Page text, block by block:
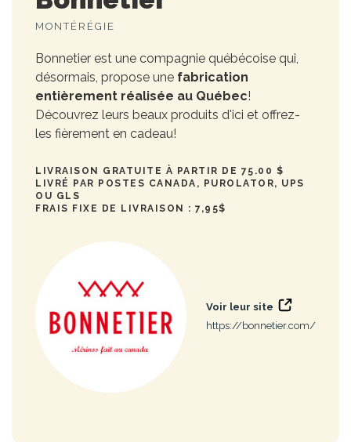
MONTÉRÉGIE
Bonnetier est une compagnie québécoise qui,
désormais, propose une fabrication
entièrement réalisée au Québec!
Découvrez leurs beaux produits d'ici et offrez-
les fièrement en cadeau!
LIVRAISON GRATUITE À PARTIR DE 75.00 $
LIVRÉ PAR POSTES CANADA, PUROLATOR, UPS
OU GLS
FRAIS FIXE DE LIVRAISON : 7,95$
Voir leur site
https://bonnetier.com/